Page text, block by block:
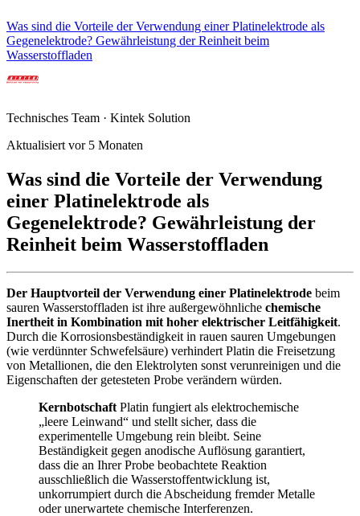
Was sind die Vorteile der Verwendung einer Platinelektrode als
Gegenelektrode? Gewährleistung der Reinheit beim
Wasserstoffladen
Technisches Team · Kintek Solution
Aktualisiert vor 5 Monaten
Was sind die Vorteile der Verwendung
einer Platinelektrode als
Gegenelektrode? Gewährleistung der
Reinheit beim Wasserstoffladen
Der Hauptvorteil der Verwendung einer Platinelektrode beim
sauren Wasserstoffladen ist ihre außergewöhnliche chemische
Inertheit in Kombination mit hoher elektrischer Leitfähigkeit.
Durch die Korrosionsbeständigkeit in rauen sauren Umgebungen
(wie verdünnter Schwefelsäure) verhindert Platin die Freisetzung
von Metallionen, die den Elektrolyten sonst verunreinigen und die
Eigenschaften der getesteten Probe verändern würden.
Kernbotschaft Platin fungiert als elektrochemische
„leere Leinwand“ und stellt sicher, dass die
experimentelle Umgebung rein bleibt. Seine
Beständigkeit gegen anodische Auflösung garantiert,
dass die an Ihrer Probe beobachtete Reaktion
ausschließlich die Wasserstoffentwicklung ist,
unkorrumpiert durch die Abscheidung fremder Metalle
oder unerwartete chemische Interferenzen.